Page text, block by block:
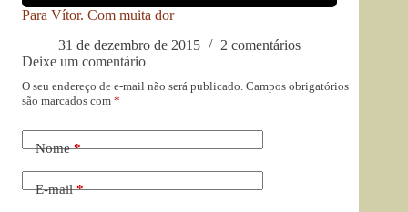
Para Vítor. Com muita dor
31 de dezembro de 2015
2 comentários
Deixe um comentário
O seu endereço de e-mail não será publicado. Campos obrigatórios
são marcados com *
Nome*
E-mail*